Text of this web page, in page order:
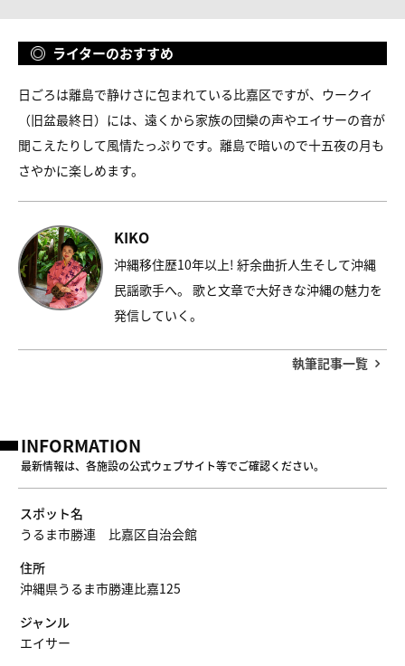
ライターのおすすめ
日ごろは離島で静けさに包まれている比嘉区ですが、ウークイ
（旧盆最終日）には、遠くから家族の団欒の声やエイサーの音が
聞こえたりして風情たっぷりです。離島で暗いので十五夜の月も
さやかに楽しめます。
KIKO
沖縄移住歴10年以上! 紆余曲折人生そして沖縄
民謡歌手へ。 歌と文章で大好きな沖縄の魅力を
発信していく。
執筆記事一覧
INFORMATION
最新情報は、各施設の公式ウェブサイト等でご確認ください。
スポット名
うるま市勝連 比嘉区自治会館
住所
沖縄県うるま市勝連比嘉125
ジャンル
エイサー